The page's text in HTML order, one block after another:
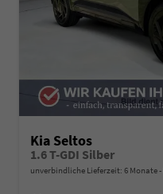
Kia Seltos
1.6 T-GDI Silber
unverbindliche Lieferzeit: 6 Monate